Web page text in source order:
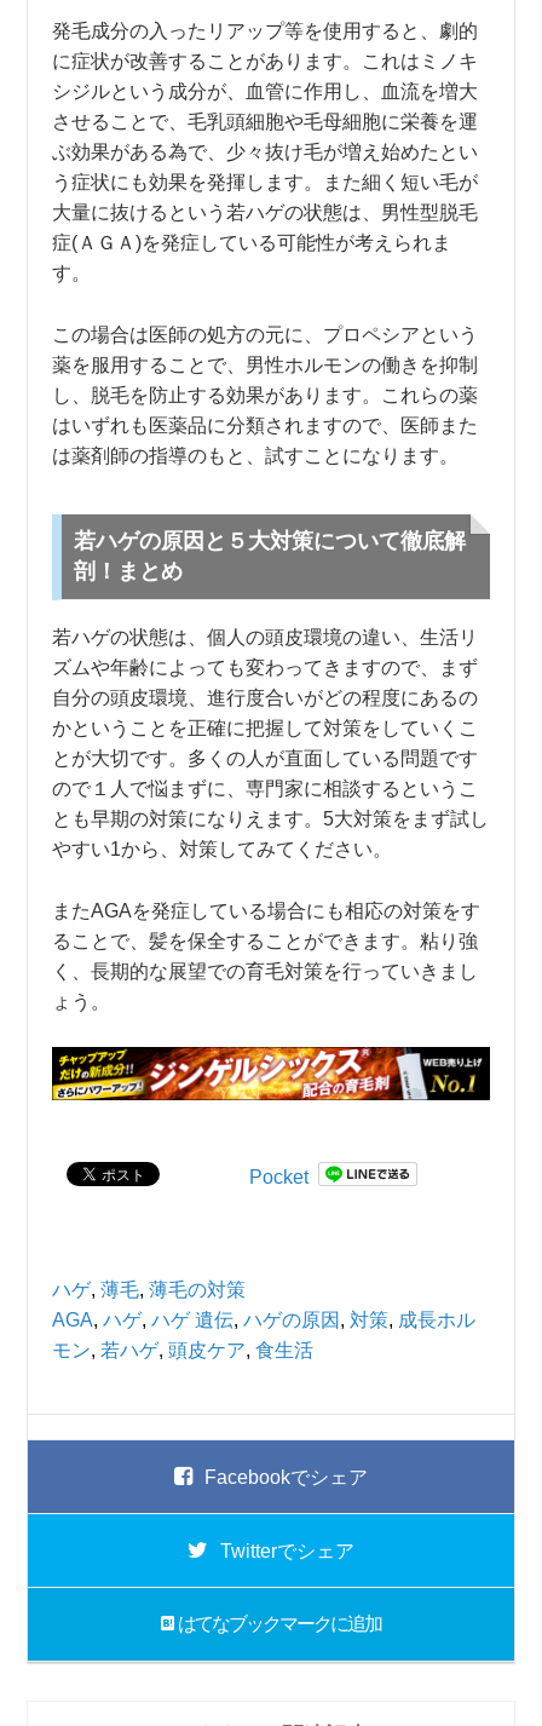
発毛成分の入ったリアップ等を使用すると、劇的
に症状が改善することがあります。これはミノキ
シジルという成分が、血管に作用し、血流を増大
させることで、毛乳頭細胞や毛母細胞に栄養を運
ぶ効果がある為で、少々抜け毛が増え始めたとい
う症状にも効果を発揮します。また細く短い毛が
大量に抜けるという若ハゲの状態は、男性型脱毛
症(ＡＧＡ)を発症している可能性が考えられま
す。
この場合は医師の処方の元に、プロペシアという
薬を服用することで、男性ホルモンの働きを抑制
し、脱毛を防止する効果があります。これらの薬
はいずれも医薬品に分類されますので、医師また
は薬剤師の指導のもと、試すことになります。
若ハゲの原因と５大対策について徹底解
剖！まとめ
若ハゲの状態は、個人の頭皮環境の違い、生活リ
ズムや年齢によっても変わってきますので、まず
自分の頭皮環境、進行度合いがどの程度にあるの
かということを正確に把握して対策をしていくこ
とが大切です。多くの人が直面している問題です
ので１人で悩まずに、専門家に相談するというこ
とも早期の対策になりえます。5大対策をまず試し
やすい1から、対策してみてください。
またAGAを発症している場合にも相応の対策をす
ることで、髪を保全することができます。粘り強
く、長期的な展望での育毛対策を行っていきまし
ょう。
Pocket
ハゲ,薄毛,薄毛の対策
AGA,ハゲ,ハゲ 遺伝,ハゲの原因 , 対策, 成長ホル
モン, 若ハゲ,頭皮ケア,食生活
Facebookでシェア
Twitterでシェア
はてなブックマークに追加